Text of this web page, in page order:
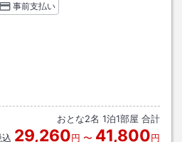
事前支払い
おとな2名 1泊1部屋 合計
29,260円 〜 41,800円